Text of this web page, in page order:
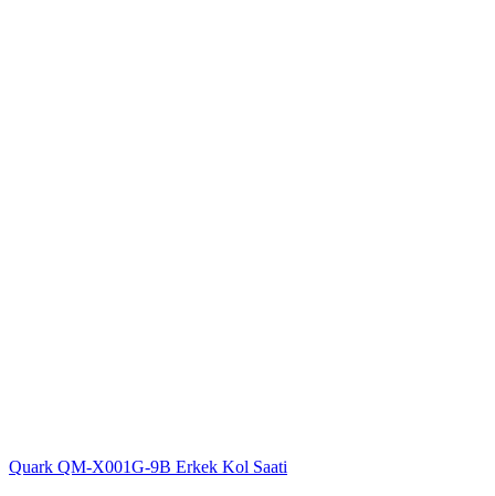
Quark QM-X001G-9B Erkek Kol Saati